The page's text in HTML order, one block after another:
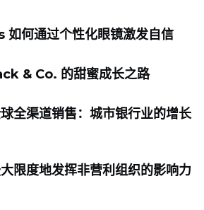
何通过个性化眼镜激发自信
& Co. 的甜蜜成长之路
全渠道销售：城市银行业的增长
限度地发挥非营利组织的影响力